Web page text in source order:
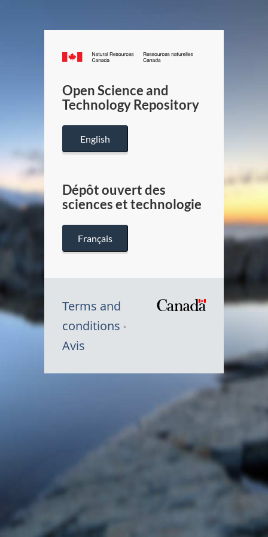
Canada.ca
/
Canada
Open Science and
Technology Repository
English
Dépôt ouvert des
sciences et technologie
Français
Terms and
conditions
Avis
du